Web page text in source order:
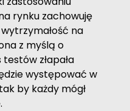
rynku zachowuję
na
z myślą o
złapała
występować w
by każdy mógł